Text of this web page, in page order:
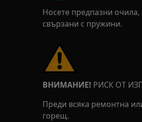
Носете предпазни
свързани с пружини.
ВНИМАНИЕ! РИСК ОТ
Преди всяка ремонтна
горещ.